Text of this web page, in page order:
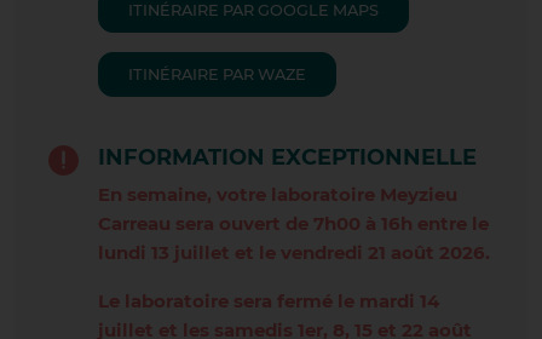
MEYZIEU CARREAU
MORNANT
PRIVAS
ITINÉRAIRE PAR GOOGLE MAPS
ITINÉRAIRE PAR WAZE
INFORMATION EXCEPTIONNELLE
En semaine, votre laboratoire Meyzieu
Carreau sera ouvert de 7h00 à 16h entre le
lundi 13 juillet et le vendredi 21 août 2026.
Le laboratoire sera fermé le mardi 14
juillet et les samedis 1er, 8, 15 et 22 août